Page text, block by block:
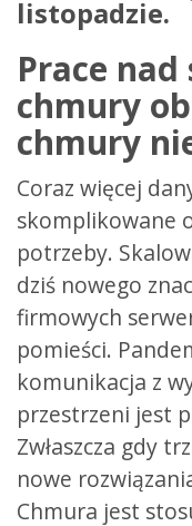
listopadzie.
Prace
chmury
chmury
Coraz więcej
skomplikowane
potrzeby.
dziś nowego
firmowych
pomieści.
komunikacja z
przestrzeni jest
Zwłaszcza gdy
nowe
Chmura jest